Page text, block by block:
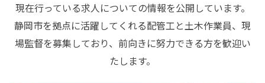
現在行っている求人についての情報を公開しています。
静岡市を拠点に活躍してくれる配管工と土木作業員、現
場監督を募集しており、前向きに努力できる方を歓迎い
たします。